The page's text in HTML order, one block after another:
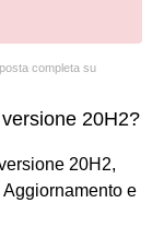
completa su
20H2?
20H2,
e